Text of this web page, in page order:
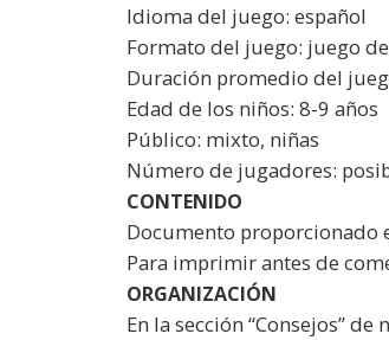
Idioma del juego: español
Formato del juego: juego
Duración promedio del
Edad de los niños: 8-9 años
Público: mixto, niñas
Número de jugadores:
CONTENIDO
Documento proporcionado
Para imprimir antes de
ORGANIZACIÓN
En la sección “Consejos”